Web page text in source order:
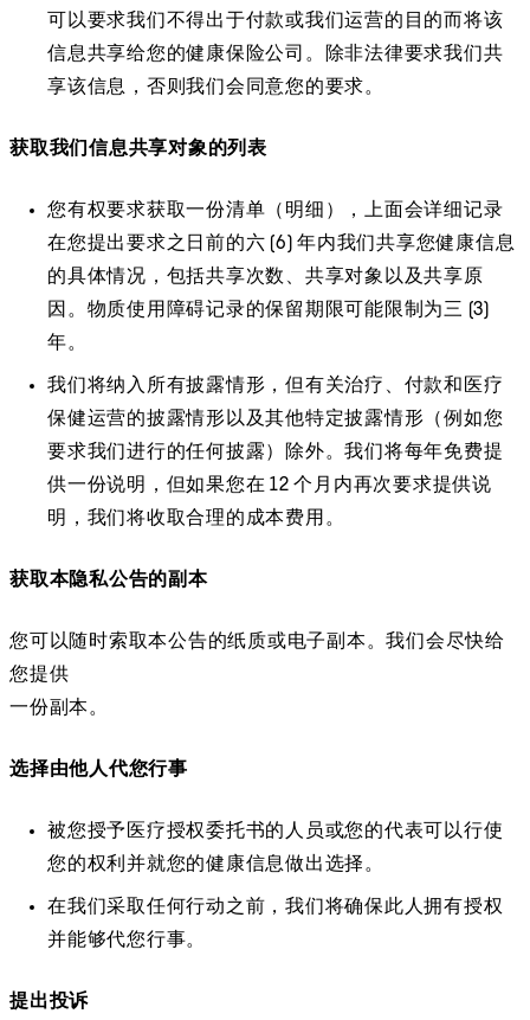
可以要求我们不得出于付款或我们运营的目的而将该
信息共享给您的健康保险公司。除非法律要求我们共
享该信息，否则我们会同意您的要求。
获取我们信息共享对象的列表
您有权要求获取一份清单（明细），上面会详细记录
在您提出要求之日前的六 (6) 年内我们共享您健康信息
的具体情况，包括共享次数、共享对象以及共享原
因。物质使用障碍记录的保留期限可能限制为三 (3)
年。
我们将纳入所有披露情形，但有关治疗、付款和医疗
保健运营的披露情形以及其他特定披露情形（例如您
要求我们进行的任何披露）除外。我们将每年免费提
供一份说明，但如果您在 12 个月内再次要求提供说
明，我们将收取合理的成本费用。
获取本隐私公告的副本
您可以随时索取本公告的纸质或电子副本。我们会尽快给
您提供
一份副本。
选择由他人代您行事
被您授予医疗授权委托书的人员或您的代表可以行使
您的权利并就您的健康信息做出选择。
在我们采取任何行动之前，我们将确保此人拥有授权
并能够代您行事。
提出投诉